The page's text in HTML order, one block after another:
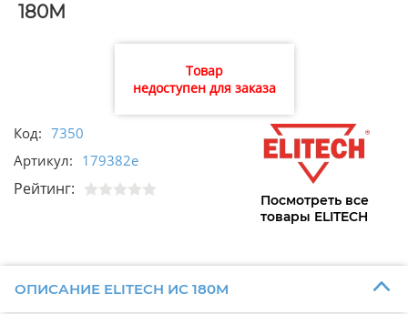
180М
Товар
недоступен для заказа
Код: 7350
Артикул: 179382e
Рейтинг:
Посмотреть все
товары ELITECH
ОПИСАНИЕ ELITECH ИС 180М